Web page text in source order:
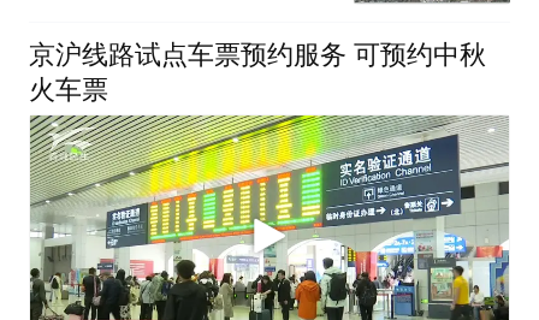
京沪线路试点车票预约服务 可预约中秋
火车票